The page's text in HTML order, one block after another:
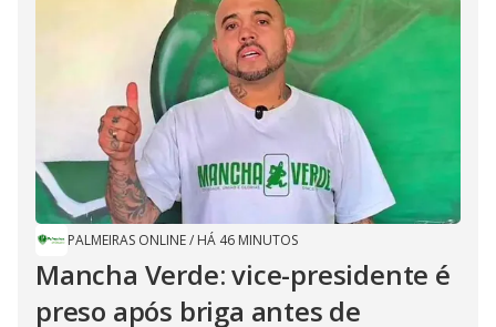
PALMEIRAS ONLINE/ HÁ 46 MINUTOS
Mancha Verde: vice-presidente é
preso após briga antes de